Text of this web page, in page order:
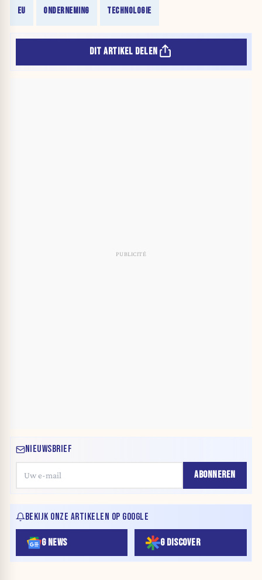
EU ONDERNEMING TECHNOLOGIE
DIT ARTIKEL DELEN
NIEUWSBRIEF
ABONNEREN
BEKIJK ONZE ARTIKELEN OP GOOGLE
G NEWS G DISCOVER